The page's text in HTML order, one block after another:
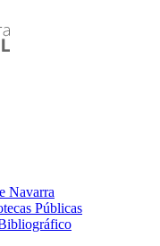
Navarra
Públicas